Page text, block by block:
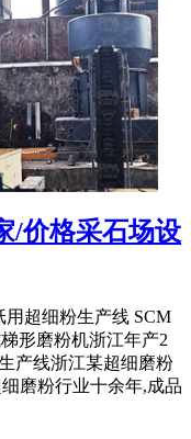
/价格采石场设
超细粉生产线 SCM
形磨粉机浙江年产2
产线浙江某超细磨粉
磨粉行业十余年,成品